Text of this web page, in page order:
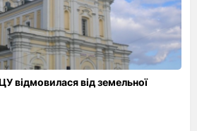
відмовилася від земельної